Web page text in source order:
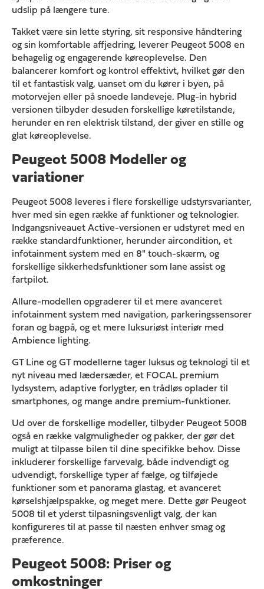
udslip på længere ture.
Takket være sin lette styring, sit responsive håndtering
og sin komfortable affjedring, leverer Peugeot 5008 en
behagelig og engagerende køreoplevelse. Den
balancerer komfort og kontrol effektivt, hvilket gør den
til et fantastisk valg, uanset om du kører i byen, på
motorvejen eller på snoede landeveje. Plug-in hybrid
versionen tilbyder desuden forskellige køretilstande,
herunder en ren elektrisk tilstand, der giver en stille og
glat køreoplevelse.
Peugeot 5008 Modeller og
variationer
Peugeot 5008 leveres i flere forskellige udstyrsvarianter,
hver med sin egen række af funktioner og teknologier.
Indgangsniveauet Active-versionen er udstyret med en
række standardfunktioner, herunder aircondition, et
infotainment system med en 8" touch-skærm, og
forskellige sikkerhedsfunktioner som lane assist og
fartpilot.
Allure-modellen opgraderer til et mere avanceret
infotainment system med navigation, parkeringssensorer
foran og bagpå, og et mere luksuriøst interiør med
Ambience lighting.
GT Line og GT modellerne tager luksus og teknologi til et
nyt niveau med lædersæder, et FOCAL premium
lydsystem, adaptive forlygter, en trådløs oplader til
smartphones, og mange andre premium-funktioner.
Ud over de forskellige modeller, tilbyder Peugeot 5008
også en række valgmuligheder og pakker, der gør det
muligt at tilpasse bilen til dine specifikke behov. Disse
inkluderer forskellige farvevalg, både indvendigt og
udvendigt, forskellige typer af fælge, og tilføjede
funktioner som et panorama glastag, et avanceret
kørselshjælpspakke, og meget mere. Dette gør Peugeot
5008 til et yderst tilpasningsvenligt valg, der kan
konfigureres til at passe til næsten enhver smag og
præference.
Peugeot 5008: Priser og
omkostninger